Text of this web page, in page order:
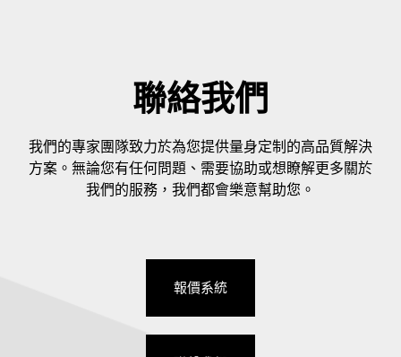
聯絡我們
我們的專家團隊致力於為您提供量身定制的高品質解決
方案。無論您有任何問題、需要協助或想瞭解更多關於
我們的服務，我們都會樂意幫助您。
報價系統